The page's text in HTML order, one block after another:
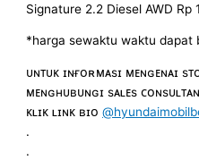
Signature 2.2 Diesel AWD Rp
*harga sewaktu waktu dapat
ᴜɴᴛᴜᴋ ɪɴғᴏʀᴍᴀsɪ ᴍᴇɴɢᴇɴᴀɪ
ᴍᴇɴɢʜᴜʙᴜɴɢɪ sᴀʟᴇs
ᴋʟɪᴋ ʟɪɴᴋ ʙɪᴏ
.
.